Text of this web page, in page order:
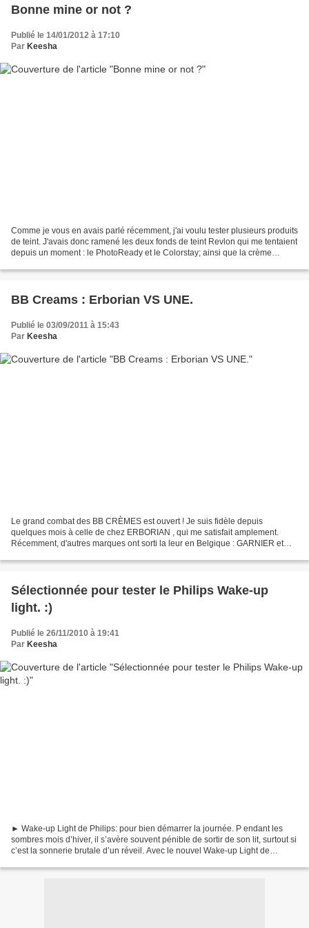
Bonne mine or not ?
Publié le 14/01/2012 à 17:10
Par Keesha
Comme je vous en avais parlé récemment, j'ai voulu tester plusieurs produits
de teint. J'avais donc ramené les deux fonds de teint Revlon qui me tentaient
depuis un moment : le PhotoReady et le Colorstay; ainsi que la crème
BB Creams : Erborian VS UNE.
Publié le 03/09/2011 à 15:43
Par Keesha
Le grand combat des BB CRÈMES est ouvert ! Je suis fidèle depuis
quelques mois à celle de chez ERBORIAN , qui me satisfait amplement.
Récemment, d'autres marques ont sorti la leur en Belgique : GARNIER et
Sélectionnée pour tester le Philips Wake-up
light. :)
Publié le 26/11/2010 à 19:41
Par Keesha
► Wake-up Light de Philips: pour bien démarrer la journée. P endant les
sombres mois d’hiver, il s’avère souvent pénible de sortir de son lit, surtout si
c’est la sonnerie brutale d’un réveil. Avec le nouvel Wake-up Light de